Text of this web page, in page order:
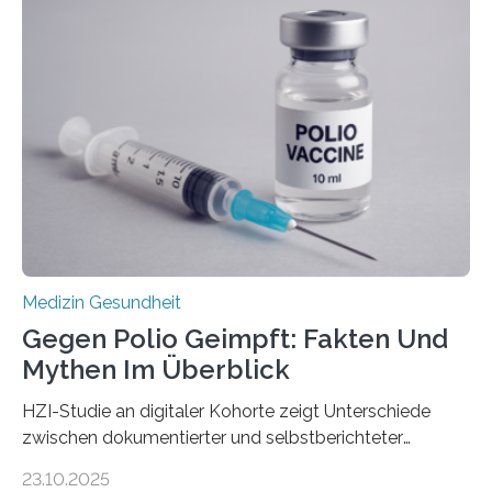
Dringend benötigt werden zielgerichtete Therapien, die
nur Tumorschwachstellen angreifen und normales
Gewebe verschonen. Forschende um Daniel Merk vom
Hertie-Institut für klinische Hirnforschung am
Universitätsklinikum Tübingen haben eine solche
Schwachstelle im Erbgut einer Untergruppe des
Medulloblastoms gefunden. Die Wilhelm Sander-
Stiftung unterstützte das Projekt…
Medizin Gesundheit
Gegen Polio Geimpft: Fakten Und
Mythen Im Überblick
HZI-Studie an digitaler Kohorte zeigt Unterschiede
zwischen dokumentierter und selbstberichteter
23.10.2025